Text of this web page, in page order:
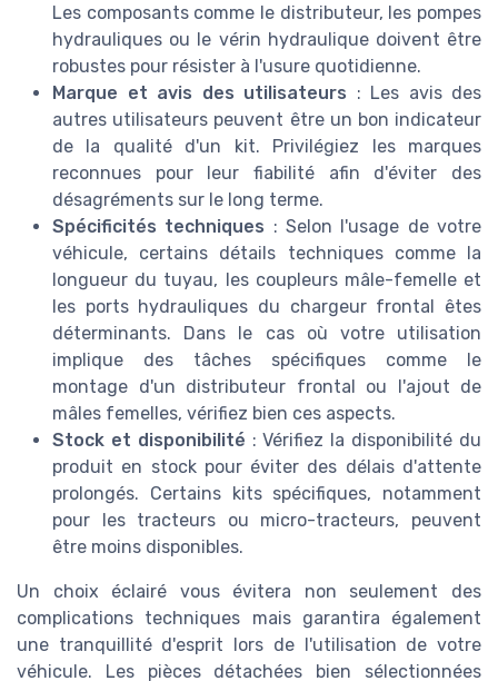
Les composants comme le distributeur, les pompes
hydrauliques ou le vérin hydraulique doivent être
robustes pour résister à l'usure quotidienne.
Marque et avis des utilisateurs : Les avis des
autres utilisateurs peuvent être un bon indicateur
de la qualité d'un kit. Privilégiez les marques
reconnues pour leur fiabilité afin d'éviter des
désagréments sur le long terme.
Spécificités techniques : Selon l'usage de votre
véhicule, certains détails techniques comme la
longueur du tuyau, les coupleurs mâle-femelle et
les ports hydrauliques du chargeur frontal êtes
déterminants. Dans le cas où votre utilisation
implique des tâches spécifiques comme le
montage d'un distributeur frontal ou l'ajout de
mâles femelles, vérifiez bien ces aspects.
Stock et disponibilité : Vérifiez la disponibilité du
produit en stock pour éviter des délais d'attente
prolongés. Certains kits spécifiques, notamment
pour les tracteurs ou micro-tracteurs, peuvent
être moins disponibles.
Un choix éclairé vous évitera non seulement des
complications techniques mais garantira également
une tranquillité d'esprit lors de l'utilisation de votre
véhicule. Les pièces détachées bien sélectionnées